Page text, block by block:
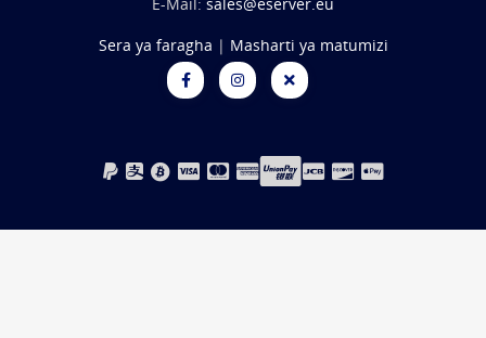
E-Mail: sales@eserver.eu
Sera ya faragha | Masharti ya matumizi